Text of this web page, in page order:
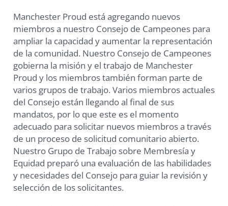
Manchester Proud está agregando nuevos
miembros a nuestro Consejo de Campeones para
ampliar la capacidad y aumentar la representación
de la comunidad. Nuestro Consejo de Campeones
gobierna la misión y el trabajo de Manchester
Proud y los miembros también forman parte de
varios grupos de trabajo. Varios miembros actuales
del Consejo están llegando al final de sus
mandatos, por lo que este es el momento
adecuado para solicitar nuevos miembros a través
de un proceso de solicitud comunitario abierto.
Nuestro Grupo de Trabajo sobre Membresía y
Equidad preparó una evaluación de las habilidades
y necesidades del Consejo para guiar la revisión y
selección de los solicitantes.